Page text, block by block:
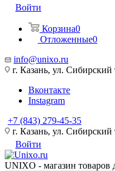
Войти
Корзина0
Отложенные0
info@unixo.ru
г. Казань, ул. Сибирский
Вконтакте
Instagram
+7 (843) 279-45-35
г. Казань, ул. Сибирский
Войти
UNIXO - магазин товаров